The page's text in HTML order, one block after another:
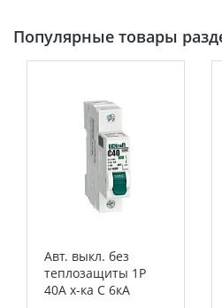
Популярные товары
Авт. выкл. без
теплозащиты 1P
40А х-ка C 6кА